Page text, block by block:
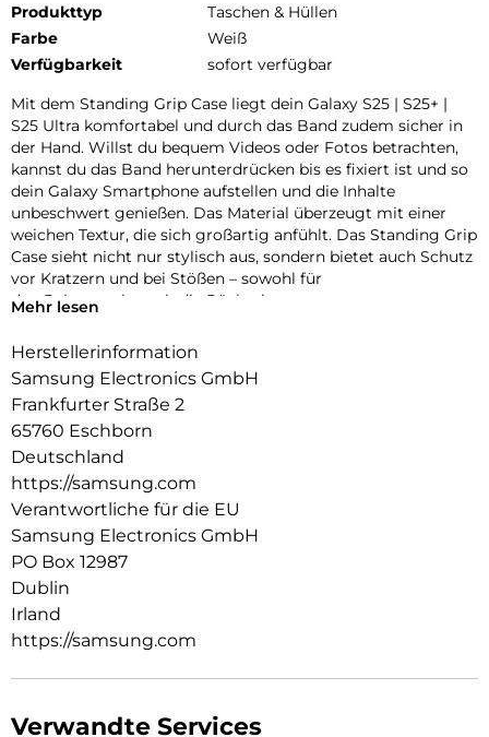
Produkttyp
Taschen & Hüllen
Farbe
Weiß
Verfügbarkeit
sofort verfügbar
Mit dem Standing Grip Case liegt dein Galaxy S25 | S25+ |
S25 Ultra komfortabel und durch das Band zudem sicher in
der Hand. Willst du bequem Videos oder Fotos betrachten,
kannst du das Band herunterdrücken bis es fixiert ist und so
dein Galaxy Smartphone aufstellen und die Inhalte
unbeschwert genießen. Das Material überzeugt mit einer
weichen Textur, die sich großartig anfühlt. Das Standing Grip
Case sieht nicht nur stylisch aus, sondern bietet auch Schutz
vor Kratzern und bei Stößen – sowohl für
den Rahmen als auch die Rückseite.
Mehr lesen
Herstellerinformation
Samsung Electronics GmbH
Frankfurter Straße 2
65760 Eschborn
Deutschland
https://samsung.com
Verantwortliche für die EU
Samsung Electronics GmbH
PO Box 12987
Dublin
Irland
https://samsung.com
Verwandte Services